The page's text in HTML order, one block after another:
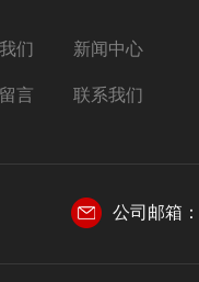
们 新闻中心
言 联系我们
公司邮箱：